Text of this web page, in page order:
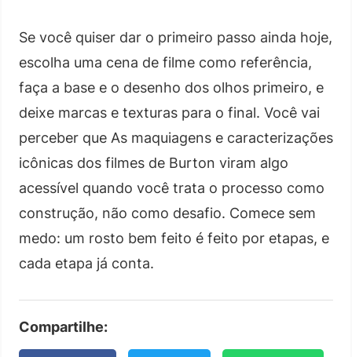
Se você quiser dar o primeiro passo ainda hoje,
escolha uma cena de filme como referência,
faça a base e o desenho dos olhos primeiro, e
deixe marcas e texturas para o final. Você vai
perceber que As maquiagens e caracterizações
icônicas dos filmes de Burton viram algo
acessível quando você trata o processo como
construção, não como desafio. Comece sem
medo: um rosto bem feito é feito por etapas, e
cada etapa já conta.
Compartilhe: